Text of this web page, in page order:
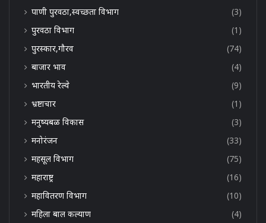
पाणी पुरवठा,स्वच्छता विभाग
(3)
पुरवठा विभाग
(1)
पुरस्कार,गौरव
(74)
बाजार भाव
(4)
भारतीय रेल्वे
(9)
भ्रष्टाचार
(1)
मनुष्यबळ विकास
(3)
मनोरंजन
(33)
महसूल विभाग
(75)
महाराष्ट्र
(16)
महावितरण विभाग
(10)
महिला बाल कल्याण
(4)